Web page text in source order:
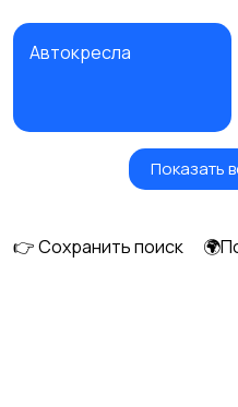
Автокресла
Игрушки и игрыПоказать
👉 Сохранить поиск